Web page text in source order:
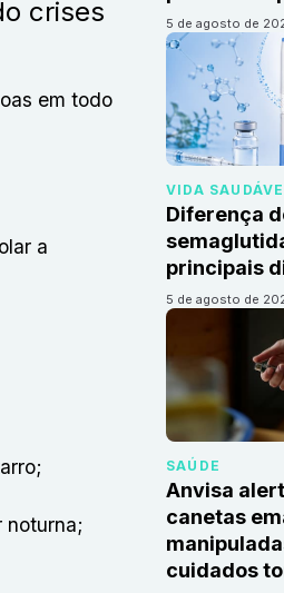
crises
em todo
a
noturna;
5 de agosto de
VIDA
Diferença
principais
5 de agosto de
SAÚDE
Anvisa
canetas
cuidados